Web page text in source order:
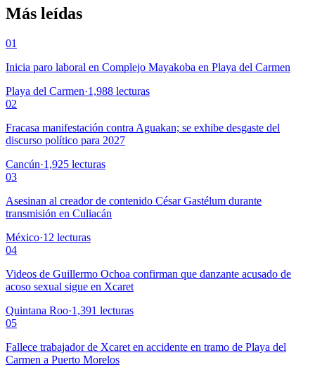
Más leídas
01
Inicia paro laboral en Complejo Mayakoba en Playa del Carmen
Playa del Carmen·1,988 lecturas
02
Fracasa manifestación contra Aguakan; se exhibe desgaste del
discurso político para 2027
Cancún·1,925 lecturas
03
Asesinan al creador de contenido César Gastélum durante
transmisión en Culiacán
México·12 lecturas
04
Videos de Guillermo Ochoa confirman que danzante acusado de
acoso sexual sigue en Xcaret
Quintana Roo·1,391 lecturas
05
Fallece trabajador de Xcaret en accidente en tramo de Playa del
Carmen a Puerto Morelos